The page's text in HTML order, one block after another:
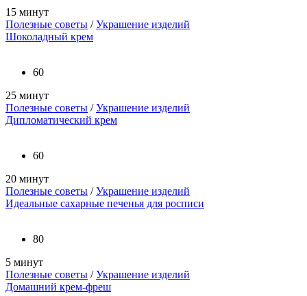
15 минут
Полезные советы /Украшение изделий
Шоколадный крем
60
25 минут
Полезные советы /Украшение изделий
Дипломатический крем
60
20 минут
Полезные советы /Украшение изделий
Идеальные сахарные печенья для росписи
80
5 минут
Полезные советы /Украшение изделий
Домашний крем-фреш